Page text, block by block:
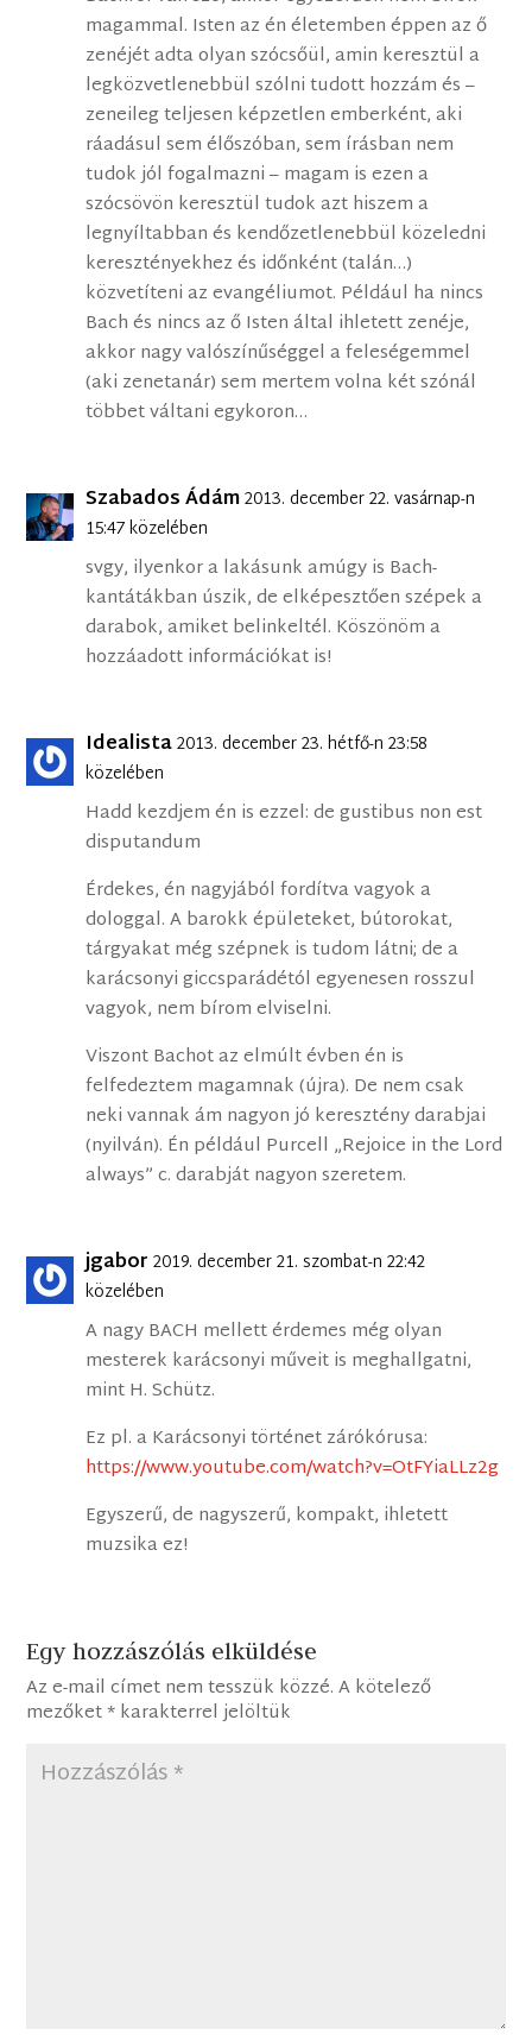
magammal. Isten az én életemben éppen az ő
zenéjét adta olyan szócsőül, amin keresztül a
legközvetlenebbül szólni tudott hozzám és –
zeneileg teljesen képzetlen emberként, aki
ráadásul sem élőszóban, sem írásban nem
tudok jól fogalmazni – magam is ezen a
szócsövön keresztül tudok azt hiszem a
legnyíltabban és kendőzetlenebbül közeledni
keresztényekhez és időnként (talán…)
közvetíteni az evangéliumot. Például ha nincs
Bach és nincs az ő Isten által ihletett zenéje,
akkor nagy valószínűséggel a feleségemmel
(aki zenetanár) sem mertem volna két szónál
többet váltani egykoron…
Szabados Ádám2013. december 22. vasárnap-n
15:47 közelében
svgy, ilyenkor a lakásunk amúgy is Bach-
kantátákban úszik, de elképesztően szépek a
darabok, amiket belinkeltél. Köszönöm a
hozzáadott információkat is!
Idealista2013. december 23. hétfő-n 23:58
közelében
Hadd kezdjem én is ezzel: de gustibus non est
disputandum
Érdekes, én nagyjából fordítva vagyok a
dologgal. A barokk épületeket, bútorokat,
tárgyakat még szépnek is tudom látni; de a
karácsonyi giccsparádétól egyenesen rosszul
vagyok, nem bírom elviselni.
Viszont Bachot az elmúlt évben én is
felfedeztem magamnak (újra). De nem csak
neki vannak ám nagyon jó keresztény darabjai
(nyilván). Én például Purcell „Rejoice in the Lord
always” c. darabját nagyon szeretem.
jgabor 2019. december 21. szombat-n 22:42
közelében
A nagy BACH mellett érdemes még olyan
mesterek karácsonyi műveit is meghallgatni,
mint H. Schütz.
Ez pl. a Karácsonyi történet zárókórusa:
https://www.youtube.com/watch?v=OtFYiaLLz2g
Egyszerű, de nagyszerű, kompakt, ihletett
muzsika ez!
Egy hozzászólás elküldése
Az e-mail címet nem tesszük közzé. A kötelező
mezőket*karakterrel jelöltük